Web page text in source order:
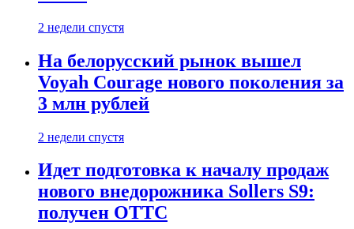
2 недели спустя
На белорусский рынок вышел
Voyah Courage нового поколения за
3 млн рублей
2 недели спустя
Идет подготовка к началу продаж
нового внедорожника Sollers S9:
получен ОТТС